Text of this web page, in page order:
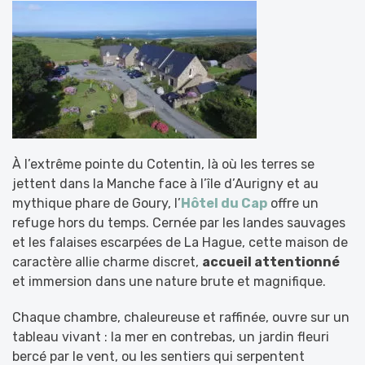
À l’extrême pointe du Cotentin, là où les terres se
jettent dans la Manche face à l’île d’Aurigny et au
mythique phare de Goury, l’Hôtel du Cap offre un
refuge hors du temps. Cernée par les landes sauvages
et les falaises escarpées de La Hague, cette maison de
caractère allie charme discret, accueil attentionné
et immersion dans une nature brute et magnifique.
Chaque chambre, chaleureuse et raffinée, ouvre sur un
tableau vivant : la mer en contrebas, un jardin fleuri
bercé par le vent, ou les sentiers qui serpentent